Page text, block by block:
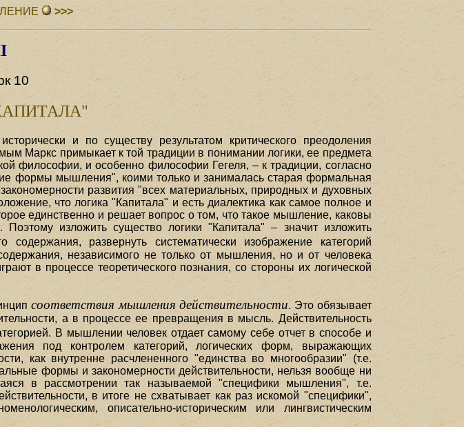
>>>
10
и по существу результатом критического преодоления
Маркс примыкает к той традиции в понимании логики, ее предмета
философии, и особенно философии Гегеля, – к традиции, согласно
формы мышления", коими только и занималась старая формальная
развития "всех материальных, природных и духовных
что логика "Капитала" и есть диалектика как самое полное и
единственно и решает вопрос о том, что такое мышление, каковы
изложить существо логики "Капитала" – значит изложить
развернуть систематически изображение категорий
независимого не только от мышления, но и от человека
в процессе теоретического познания, со стороны их логической
соответствия мышления действительности. Это обязывает
а в процессе ее превращения в мысль. Действительность
В мышлении человек отдает самому себе отчет в способе и
под контролем категорий, логических форм, выражающих
как внутренне расчлененного "единства во многообразии" (т.е.
формы и закономерности действительности, нельзя вообще ни
в рассмотрении так называемой "специфики мышления", т.е.
в итоге не схватывает как раз искомой "специфики",
описательно-историческим или лингвистическим